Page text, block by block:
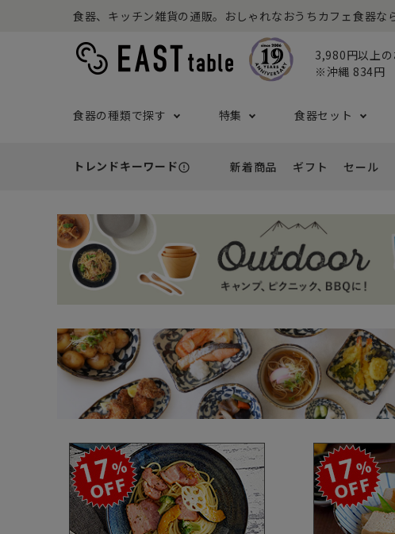
食器、キッチン雑貨の通販。おしゃれなおうちカフェ食器な
3,980円以上
※沖縄 834円
食器の種類で探す
- 小皿
- 中皿・取り皿・ケーキ皿
- 大皿
- カレー・パスタ皿
- 中鉢・取り鉢・サ
- 大鉢
- とんすい
箸・カトラリー・雑貨など
- 箸
- 箸置き
- カトラリー
- れんげ
- すり鉢
デザイン・カラーで探
- 和食器
- 白い食器
- 黒い食器
- カラフルな食器
特集
基本の食器特集 推し活特集
食器セット
和食器セット 洋食器セット
こども食器セット
- ～2,999円
- 3,000円～4,999円
- 5,000円～9,999円
- 誕生日
- 内祝い
トレンドキーワードerror_outline 新着商品 ギフト セール